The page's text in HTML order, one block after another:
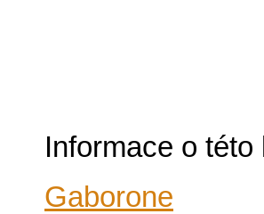
Informace o
Gaborone